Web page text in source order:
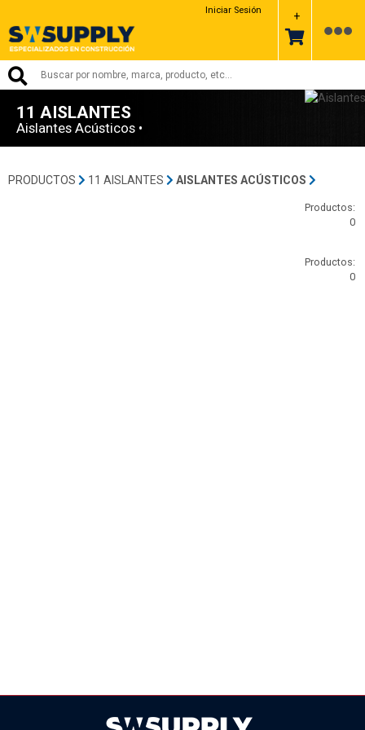
Iniciar Sesión +
11 AISLANTES
Aislantes Acústicos •
PRODUCTOS 11 AISLANTES AISLANTES ACÚSTICOS
Productos:
0
Productos:
0